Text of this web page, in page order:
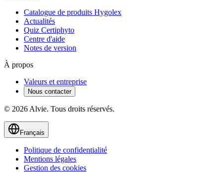
Catalogue de produits Hygolex
Actualités
Quiz Certiphyto
Centre d'aide
Notes de version
À propos
Valeurs et entreprise
Nous contacter
© 2026 Alvie. Tous droits réservés.
Français
Politique de confidentialité
Mentions légales
Gestion des cookies